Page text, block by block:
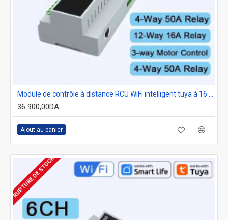
36 900,00DA
Ajout au panier
RUPTURE DE STOCK